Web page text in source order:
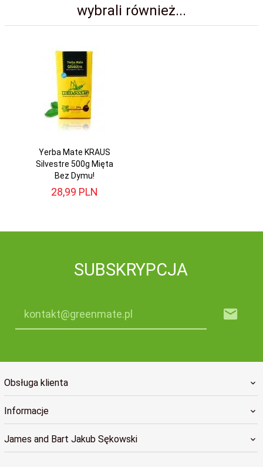
wybrali również...
Yerba Mate KRAUS
Silvestre 500g Mięta
Bez Dymu!
28,99 PLN
SUBSKRYPCJA
kontakt@greenmate.pl
Obsługa klienta
Informacje
James and Bart Jakub Sękowski